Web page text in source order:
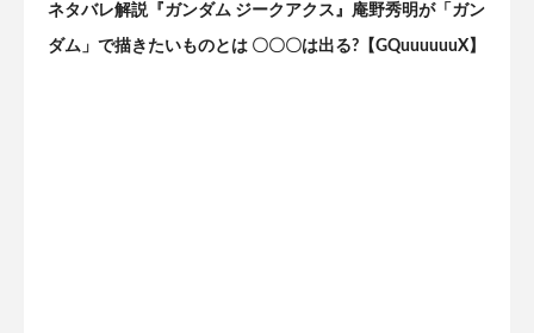
ネタバレ解説『ガンダム ジークアクス』庵野秀明が「ガン
ダム」で描きたいものとは 〇〇〇は出る?【GQuuuuuuX】